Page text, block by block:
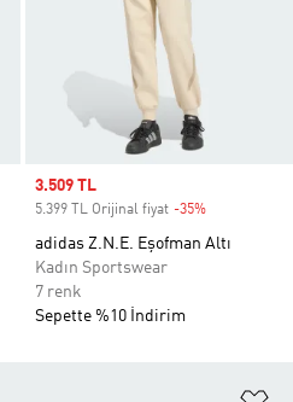
Sale price
3.509 TL
5.399 TL Orijinal fiyat -35%
adidas Z.N.E. Eşofman Altı
Kadın Sportswear
7 renk
Sepette %10 İndirim